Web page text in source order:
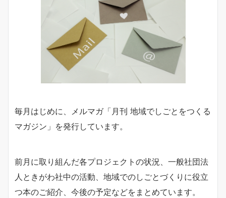
毎月はじめに、メルマガ「月刊 地域でしごとをつくる
マガジン」を発行しています。
前月に取り組んだ各プロジェクトの状況、一般社団法
人ときがわ社中の活動、地域でのしごとづくりに役立
つ本のご紹介、今後の予定などをまとめています。